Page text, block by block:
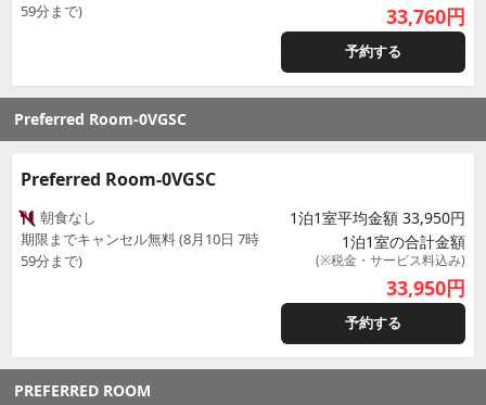
59分まで)
33,760円
予約する
Preferred Room-0VGSC
Preferred Room-0VGSC
朝食なし
期限までキャンセル無料 (8月10日 7時
59分まで)
1泊1室平均金額 33,950円
1泊1室の合計金額
(※税金・サービス料込み)
33,950円
予約する
PREFERRED ROOM